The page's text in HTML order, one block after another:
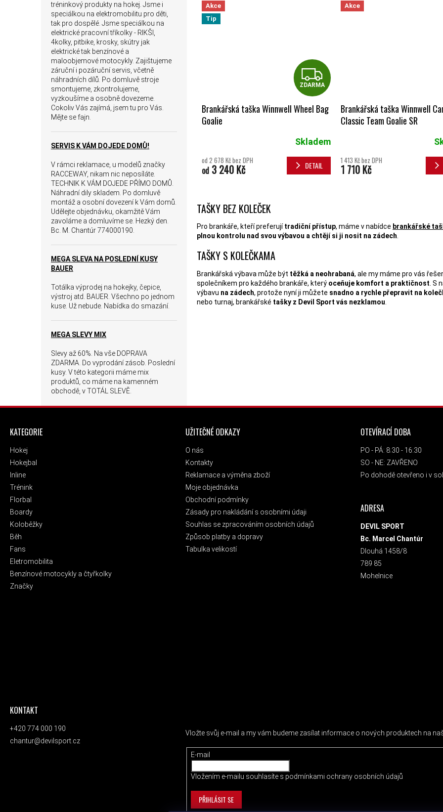
tréninkový produkty na hokej. Jsme i
speciálkou na elektromobilitu pro děti,
tak pro dospělé. Jsme speciálkou na
elektrické pracovní tříkolky - RIKŠI,
4kolky, pitbike, krosky, skútry jak
elektrické tak benzínové a
maloobjemové motocykly. Zajištujeme
záruční i pozáruční servis, včetně
náhradních dílů. Po domluvě stroje
smontujeme, zkontrolujeme,
vyzkoušíme a osobně dovezeme.
Cokoliv Vás zajímá, jsem tu pro Vás.
Mějte se fajn.
SERVIS K VÁM DOJEDE DOMŮ!
V rámci reklamace, u modelů značky
RACCEWAY, nikam nic neposíláte.
TECHNIK K VÁM DOJEDE PŘÍMO DOMŮ.
Náhradní dily skladem. Po domluvě
montáž a osobní dovezení k Vám domů.
Udělejte objednávku, okamžitě Vám
zavoláme a domluvíme se. Hezký den.
Bc. M. Chantúr 774000190.
MEGA SLEVA NA POSLEDNÍ KUSY
BAUER
Totálka výprodej na hokejky, čepice,
výstroj atd. BAUER. Všechno po jednom
kuse. Už nebude. Nabídka do smazání.
MEGA SLEVY MIX
Slevy až 60%. Na vše DOPRAVA
ZDARMA. Do vyprodání zásob. Poslední
kusy. V této kategorii máme mix
produktů, co máme na kamenném
obchodě, v TOTÁL SLEVĚ.
Akce
Tip
ZDARMA
ZDARMA
Brankářská taška Winnwell Wheel Bag
Goalie
Průměrné hodnocení produktu je 5,0 z 5 hvězdiček.
Skladem
od 2 678 Kč bez DPH
od 3 240 Kč DETAIL
Akce
Brankářská taška Winnwell
Classic Team Goalie SR
1 413 Kč bez DPH
1 710 Kč
TAŠKY BEZ KOLEČEK
Pro brankáře, kteří preferujítradiční přístup, máme v nabídce brankářské
plnou kontrolu nad svou výbavou a chtějí si ji nosit na zádech.
TAŠKY S KOLEČKAMA
Brankářská výbava může být těžká a neohrabaná, ale my máme pro vás
společníkem pro každého brankáře, který oceňuje komfort a praktičnost . S
výbavu na zádech, protože nyní ji můžete snadno a rychle přepravit na
nebo turnaj, brankářské tašky z Devil Sport vás nezklamou
ZÁPATÍ
KATEGORIE
Hokej
Hokejbal
Inline
Trénink
Florbal
Boardy
Koloběžky
Běh
Fans
Eletromobilita
Benzínové motocykly a čtyřkolky
Značky
UŽITEČNÉ ODKAZY
O nás
Kontakty
Reklamace a výměna zboží
Moje objednávka
Obchodní podmínky
Zásady pro nakládání s osobními údaji
Souhlas se zpracováním osobních údajů
Způsob platby a dopravy
Tabulka velikostí
OTEVÍRACÍ DOBA
PO - PÁ: 8:30 - 16:30
SO - NE: ZAVŘENO
Po dohodě otevřeno i v
ADRESA
DEVIL SPORT
Bc. Marcel Chantúr
Dlouhá 1458/8
789 85
Mohelnice
KONTAKT
+420 774 000 190
chantur@devilsport.cz
Vložte svůj e-mail a my vám budeme zasílat informace o nových produktech na
E-mail
Vložením e-mailu souhlasíte s podmínkami ochrany osobních údajů
PŘIHLÁSIT SE